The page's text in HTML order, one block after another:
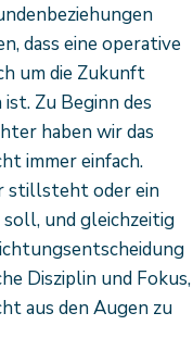
dass eine operative
um die Zukunft
Zu Beginn des
haben wir das
immer einfach.
stillsteht oder ein
und gleichzeitig
Disziplin und Fokus,
aus den Augen zu